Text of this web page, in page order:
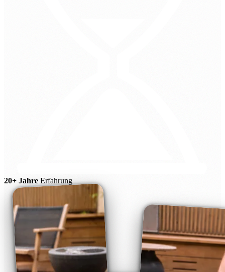
20+ Jahre Erfahrung